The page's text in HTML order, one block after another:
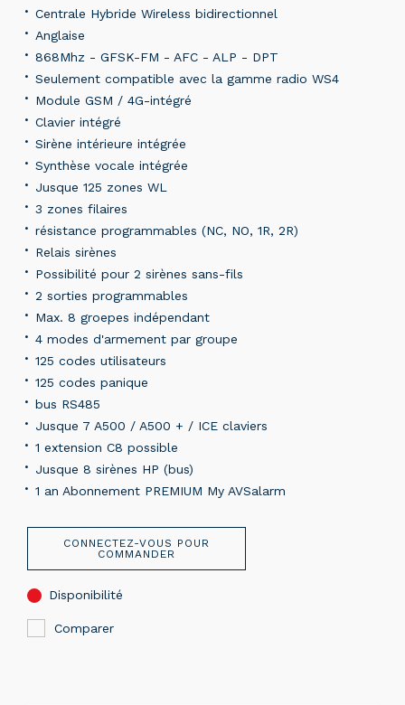
Centrale Hybride Wireless bidirectionnel
Anglaise
868Mhz - GFSK-FM - AFC - ALP - DPT
Seulement compatible avec la gamme radio WS4
Module GSM / 4G-intégré
Clavier intégré
Sirène intérieure intégrée
Synthèse vocale intégrée
Jusque 125 zones WL
3 zones filaires
résistance programmables (NC, NO, 1R, 2R)
Relais sirènes
Possibilité pour 2 sirènes sans-fils
2 sorties programmables
Max. 8 groepes indépendant
4 modes d'armement par groupe
125 codes utilisateurs
125 codes panique
bus RS485
Jusque 7 A500 / A500 + / ICE claviers
1 extension C8 possible
Jusque 8 sirènes HP (bus)
1 an Abonnement PREMIUM My AVSalarm
CONNECTEZ-VOUS POUR
COMMANDER
Disponibilité
Comparer